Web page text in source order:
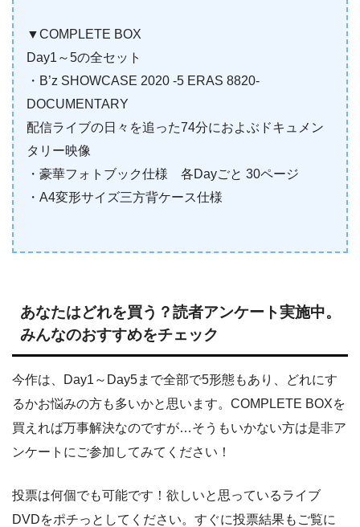
▼COMPLETE BOX
Day1～5の全セット
・B’z SHOWCASE 2020 -5 ERAS 8820-
DOCUMENTARY
配信ライブの日々を追った74分におよぶドキュメン
タリー映像
・豪華フォトブック仕様 各Dayごと 30ページ
・A4変形サイズ三方背ケース仕様
あなたはどれを買う？読者アンケート実施中。
みんなのおすすめをチェック
今作は、Day1～Day5まで全部で5形態もあり、どれにす
るかお悩みの方も多いかと思います。COMPLETE BOXを
買えれば万事解決なのですが…そうもいかない方は是非ア
ンケートにご参加してみてください！
投票は何個でも可能です！欲しいと思っているライブ
DVDをポチっとしてください。すぐに投票結果もご覧に